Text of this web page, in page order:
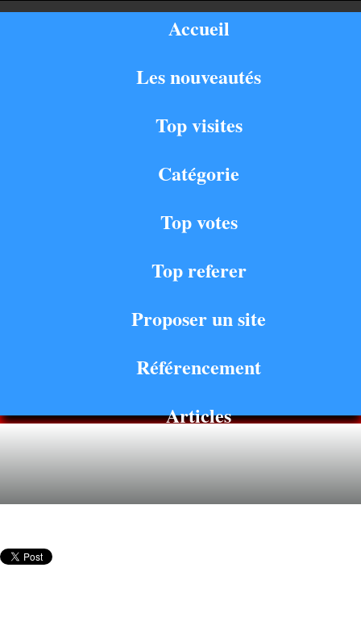
Accueil
Les nouveautés
Top visites
Catégorie
Top votes
Top referer
Proposer un site
Référencement
Articles